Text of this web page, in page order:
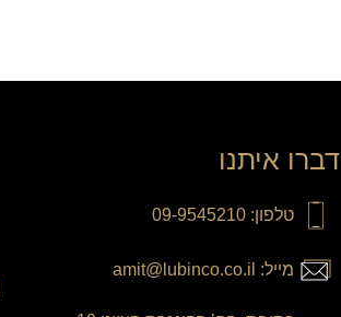
דברו איתנו
טלפון: 09-9545210
מייל: amit@lubinco.co.il